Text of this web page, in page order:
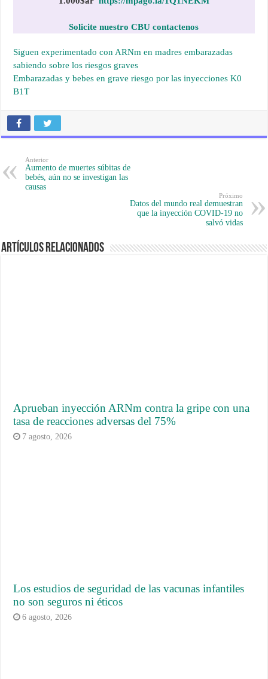
Solicite nuestro CBU contactenos
Siguen experimentado con ARNm en madres embarazadas
sabiendo sobre los riesgos graves
Embarazadas y bebes en grave riesgo por las inyecciones K0
B1T
Anterior
Aumento de muertes súbitas de
bebés, aún no se investigan las
causas
Próximo
Datos del mundo real demuestran
que la inyección COVID-19 no
salvó vidas
Artículos Relacionados
Aprueban inyección ARNm contra la gripe con una
tasa de reacciones adversas del 75%
7 agosto, 2026
Los estudios de seguridad de las vacunas infantiles
no son seguros ni éticos
6 agosto, 2026